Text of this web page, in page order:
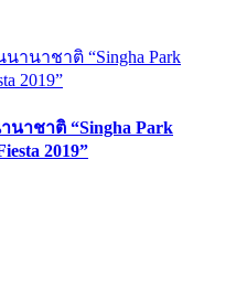
าชาติ “Singha Park
2019”